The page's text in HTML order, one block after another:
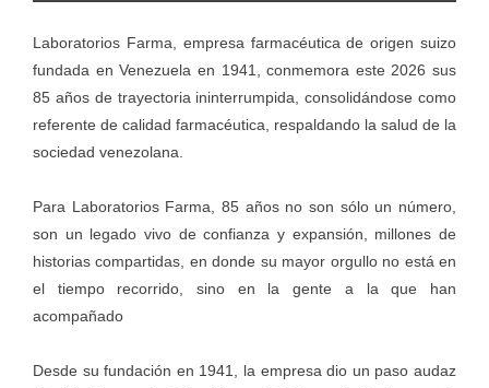
Laboratorios Farma, empresa farmacéutica de origen suizo
fundada en Venezuela en 1941, conmemora este 2026 sus
85 años de trayectoria ininterrumpida, consolidándose como
referente de calidad farmacéutica, respaldando la salud de la
sociedad venezolana.
Para Laboratorios Farma, 85 años no son sólo un número,
son un legado vivo de confianza y expansión, millones de
historias compartidas, en donde su mayor orgullo no está en
el tiempo recorrido, sino en la gente a la que han
acompañado
Desde su fundación en 1941, la empresa dio un paso audaz